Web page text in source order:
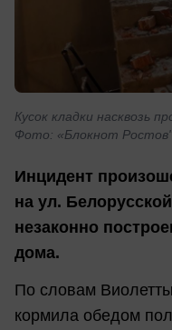
Кусок кладки насквозь
Фото: «Блокнот Ростов"
Инцидент
на ул.
незаконно
дома.
По словам
кормила обедом